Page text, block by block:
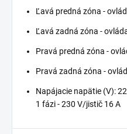
Ľavá predná zóna -
Ľavá zadná zóna -
Pravá predná zóna -
Pravá zadná zóna -
Napájacie napätie (V):
1 fázi - 230 V/jistič 16 A